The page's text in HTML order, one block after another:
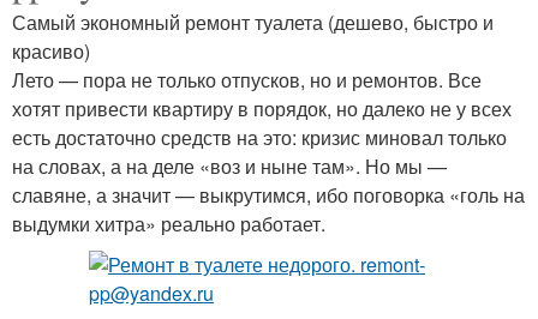
Самый экономный ремонт туалета (дешево, быстро и
красиво)
Лето — пора не только отпусков, но и ремонтов. Все
хотят привести квартиру в порядок, но далеко не у всех
есть достаточно средств на это: кризис миновал только
на словах, а на деле «воз и ныне там». Но мы —
славяне, а значит — выкрутимся, ибо поговорка «голь на
выдумки хитра» реально работает.